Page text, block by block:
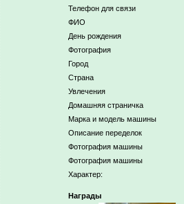
Телефон для связи
ФИО
День рождения
Фотография
Город
Страна
Увлечения
Домашняя страничка
Марка и модель машины
Описание переделок
Фотография машины
Фотография машины
Характер:
Награды